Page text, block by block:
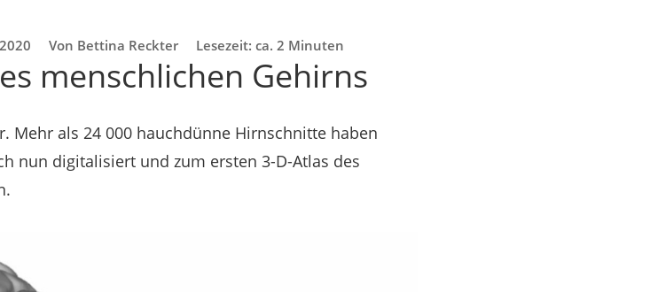
Von Bettina Reckter Lesezeit: ca. 2 Minuten
menschlichen Gehirns
Mehr als 24 000 hauchdünne Hirnschnitte haben
nun digitalisiert und zum ersten 3-D-Atlas des